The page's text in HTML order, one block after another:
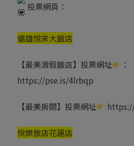
投票網頁：
遠雄悅來大飯店
【最美渡假飯店】投票網址
：
https://pse.is/4lrbqp
【最美房間】投票網址
悅樂旅店花蓮店